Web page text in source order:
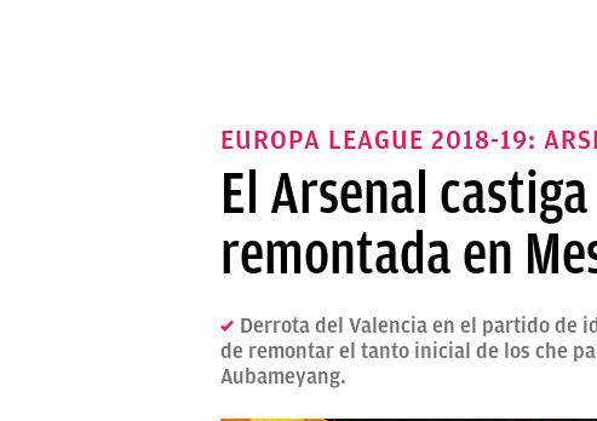
EUROPA LEAGUE 2018-19:
El Arsenal
remontada en
Derrota del Valencia en el partido de
de remontar el tanto inicial de los che
Aubameyang.